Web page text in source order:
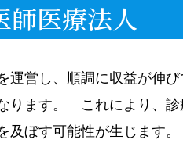
師医療法人
運営し、順調に収益が伸
ります。 これにより、診
及ぼす可能性が生じます